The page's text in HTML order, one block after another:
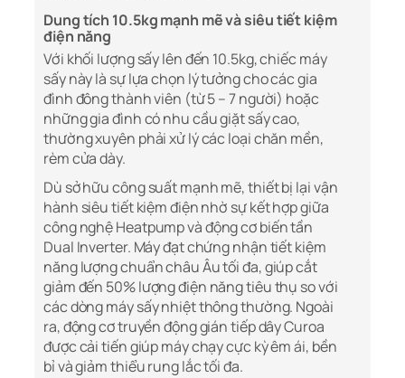
Dung tích 10.5kg mạnh mẽ và siêu tiết kiệm
điện năng
Với khối lượng sấy lên đến 10.5kg, chiếc máy
sấy này là sự lựa chọn lý tưởng cho các gia
đình đông thành viên (từ 5 – 7 người) hoặc
những gia đình có nhu cầu giặt sấy cao,
thường xuyên phải xử lý các loại chăn mền,
rèm cửa dày.
Dù sở hữu công suất mạnh mẽ, thiết bị lại vận
hành siêu tiết kiệm điện nhờ sự kết hợp giữa
công nghệ Heatpump và động cơ biến tần
Dual Inverter. Máy đạt chứng nhận tiết kiệm
năng lượng chuẩn châu Âu tối đa, giúp cắt
giảm đến 50% lượng điện năng tiêu thụ so với
các dòng máy sấy nhiệt thông thường. Ngoài
ra, động cơ truyền động gián tiếp dây Curoa
được cải tiến giúp máy chạy cực kỳ êm ái, bền
bỉ và giảm thiểu rung lắc tối đa.